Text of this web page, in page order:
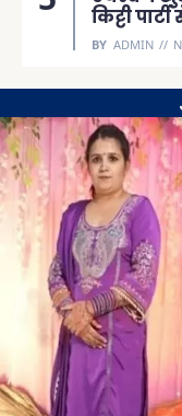
किट्टी
BY ADMIN